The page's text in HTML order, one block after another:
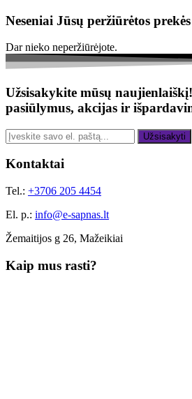
Neseniai Jūsų peržiūrėtos prekės
Dar nieko neperžiūrėjote.
Užsisakykite mūsų naujienlaiškį!
pasiūlymus, akcijas ir
Užsisakyti
Kontaktai
Tel.: +3706 205 4454
El. p.: info@e-sapnas.lt
Žemaitijos g 26, Mažeikiai
Kaip mus rasti?